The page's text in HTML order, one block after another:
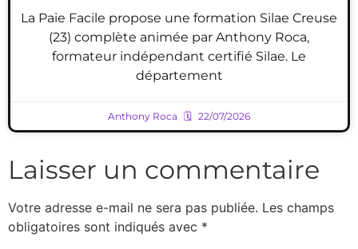
La Paie Facile propose une formation Silae Creuse
(23) complète animée par Anthony Roca,
formateur indépendant certifié Silae. Le
département
Anthony Roca 22/07/2026
Laisser un commentaire
Votre adresse e-mail ne sera pas publiée. Les champs
obligatoires sont indiqués avec *